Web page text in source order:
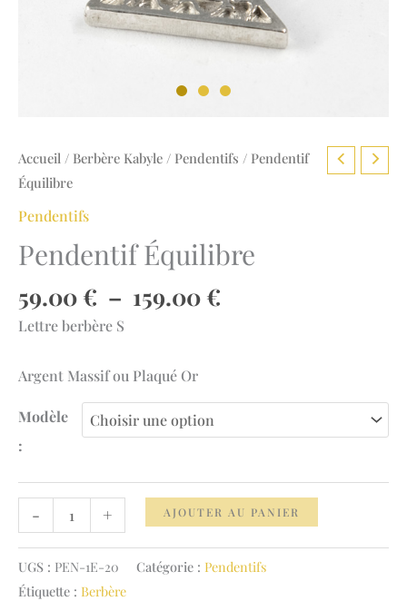
Accueil / Berbère Kabyle / Pendentifs / Pendentif
Équilibre
Pendentifs
Pendentif Équilibre
59.00 € – 159.00 €
Lettre berbère S
Argent Massif ou Plaqué Or
Modèle
:
-
de
Pendentif
Équilibre
+ AJOUTER AU PANIER
UGS : PEN-1E-20 Catégorie : Pendentifs
Étiquette : Berbère